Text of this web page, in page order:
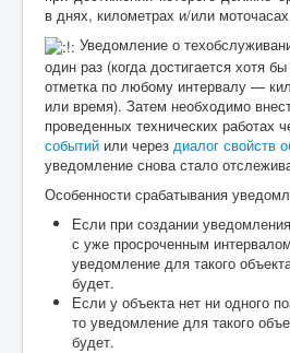
в днях, километрах и/или
Уведомление о
один раз (когда достигается хотя
отметка по любому интервалу —
или время). Затем необходимо
проведенных технических работах
событий или через диалог свойств
уведомление снова стало
Особенности срабатывания
Если при создании
с уже просроченным
уведомление для такого
будет.
Если у объекта нет ни одного
то уведомление для такого
будет.